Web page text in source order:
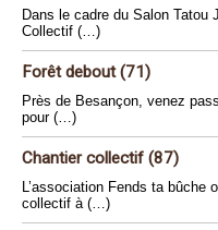
Dans le cadre du Salon Tatou
Collectif (…)
Forêt debout (71)
Près de Besançon, venez
pour (…)
Chantier collectif (87)
L’association Fends ta bûche
collectif à (…)